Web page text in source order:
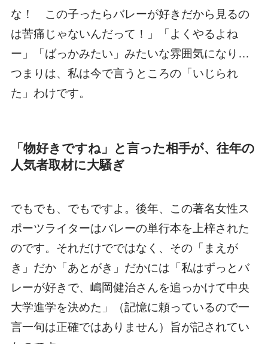
な！ この子ったらバレーが好きだから見るの
は苦痛じゃないんだって！」「よくやるよね
ー」「ばっかみたい」みたいな雰囲気になり…
つまりは、私は今で言うところの「いじられ
た」わけです。
「物好きですね」と言った相手が、往年の
人気者取材に大騒ぎ
でもでも、でもですよ。後年、この著名女性ス
ポーツライターはバレーの単行本を上梓された
のです。それだけでではなく、その「まえが
き」だか「あとがき」だかには「私はずっとバ
レーが好きで、嶋岡健治さんを追っかけて中央
大学進学を決めた」（記憶に頼っているので一
言一句は正確ではありません）旨が記されてい